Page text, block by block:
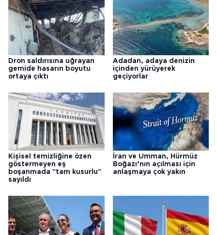
Dron saldırısına uğrayan
gemide hasarın boyutu
ortaya çıktı
Adadan, adaya denizin
içinden yürüyerek
geçiyorlar
Kişisel temizliğine özen
göstermeyen eş
boşanmada "tam kusurlu"
sayıldı
İran ve Umman, Hürmüz
Boğazı’nın açılması için
anlaşmaya çok yakın